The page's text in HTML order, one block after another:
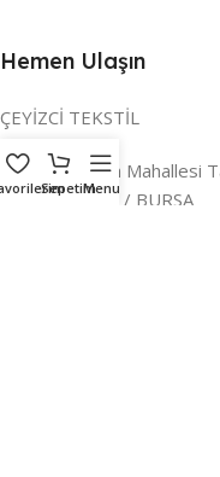
Hemen Ulaşın
ÇEYİZCİ TEKSTİL
Adres:Reyhan Mahallesi
/ a Osmangazi / BURSA
SepetimMenu